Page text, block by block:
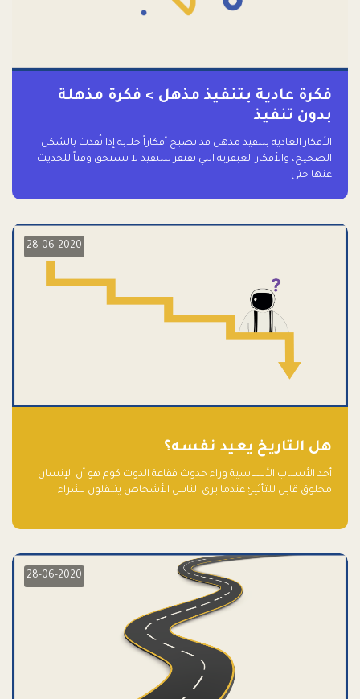
فكرة عادية بتنفيذ مذهل > فكرة مذهلة
بدون تنفيذ
الأفكار العادية بتنفيذ مذهل قد تصبح أفكاراً خلابة إذا نُفذت بالشكل
الصحيح، والأفكار العبقرية التي تفتقر للتنفيذ لا تستحق وقتاً للحديث
عنها حتى
28-06-2020
هل التاريخ يعيد نفسه؟
أحد الأسباب الأساسية وراء حدوث فقاعة الدوت كوم هو أن الإنسان
مخلوق قابل للتأثير؛ عندما يرى الناس الأشخاص يتنقلون لشراء
28-06-2020